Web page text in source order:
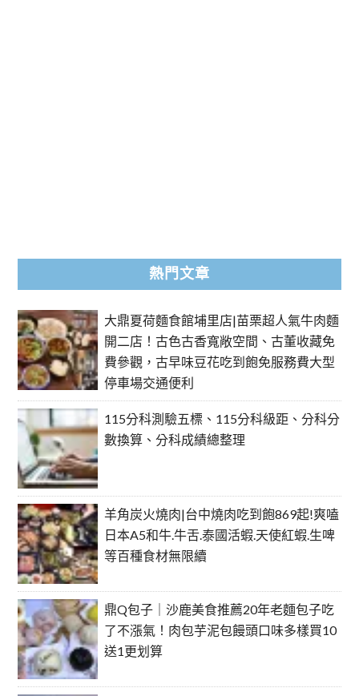
熱門文章
大鼎夏荷麵食館埔里店|苗栗超人氣牛肉麵
開二店！古色古香寬敞空間、古董收藏免
費參觀，古早味豆花吃到飽免服務費大型
停車場交通便利
115分科測驗五標、115分科級距、分科分
數換算、分科成績總整理
羊角炭火燒肉|台中燒肉吃到飽869起!爽嗑
日本A5和牛.牛舌.泰國活蝦.天使紅蝦.生啤
等百種食材無限續
鼎Q包子｜沙鹿美食推薦20年老麵包子吃
了不漲氣！肉包芋泥包饅頭口味多樣買10
送1更划算